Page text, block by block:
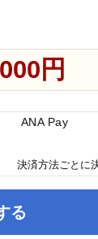
円
る
ANA Pay
決済方法ごとに